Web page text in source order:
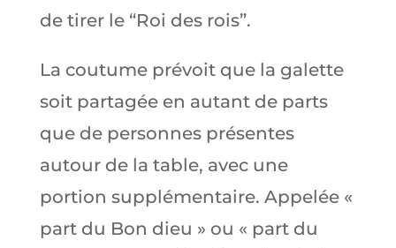
de tirer le “Roi des rois”.
La coutume prévoit que la galette
soit partagée en autant de parts
que de personnes présentes
autour de la table, avec une
portion supplémentaire. Appelée «
part du Bon dieu » ou « part du